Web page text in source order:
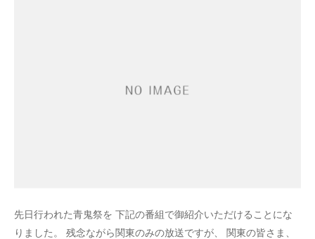
先日行われた青鬼祭を 下記の番組で御紹介いただけることにな
りました。 残念ながら関東のみの放送ですが、 関東の皆さま、